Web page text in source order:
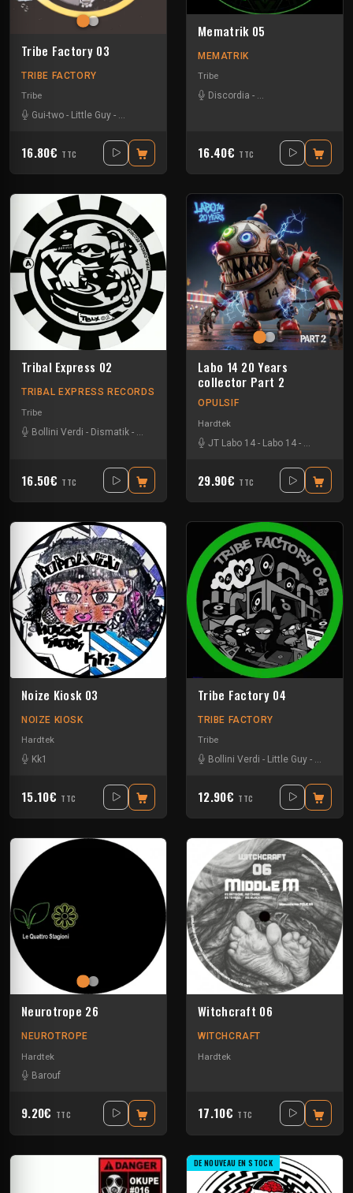
Tribe Factory 03
TRIBE FACTORY
Tribe
Gui-two - Little Guy - Tournevis
16.80€ TTC
Mematrik 05
MEMATRIK
Tribe
Discordia - Insane Teknology
16.40€ TTC
Tribal Express 02
TRIBAL EXPRESS RECORDS
Tribe
Bollini Verdi - Dismatik -
16.50€ TTC
Labo 14 20 Years
collector Part 2
OPULSIF
Hardtek
JT Labo 14 - Labo 14 -
29.90€ TTC
Noize Kiosk 03
NOIZE KIOSK
Hardtek
Kk1
15.10€ TTC
Tribe Factory 04
TRIBE FACTORY
Tribe
Bollini Verdi - Little Guy - Sloogy
12.90€ TTC
Neurotrope 26
NEUROTROPE
Hardtek
Barouf
9.20€ TTC
Witchcraft 06
WITCHCRAFT
Hardtek
17.10€ TTC
DE NOUVEAU EN STOCK